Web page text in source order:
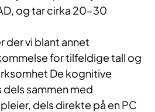
og tar cirka 20-30
der vi blant annet
for tilfeldige tall og
De kognitive
sammen med
dels direkte på en PC